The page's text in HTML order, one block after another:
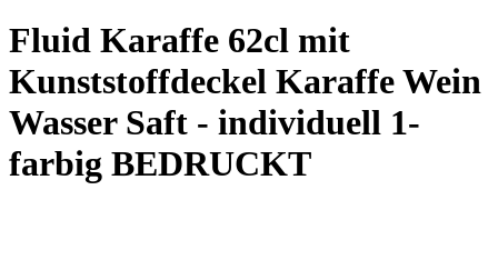
Fluid Karaffe 62cl mit
Kunststoffdeckel Karaffe Wein
Wasser Saft - individuell 1-
farbig BEDRUCKT